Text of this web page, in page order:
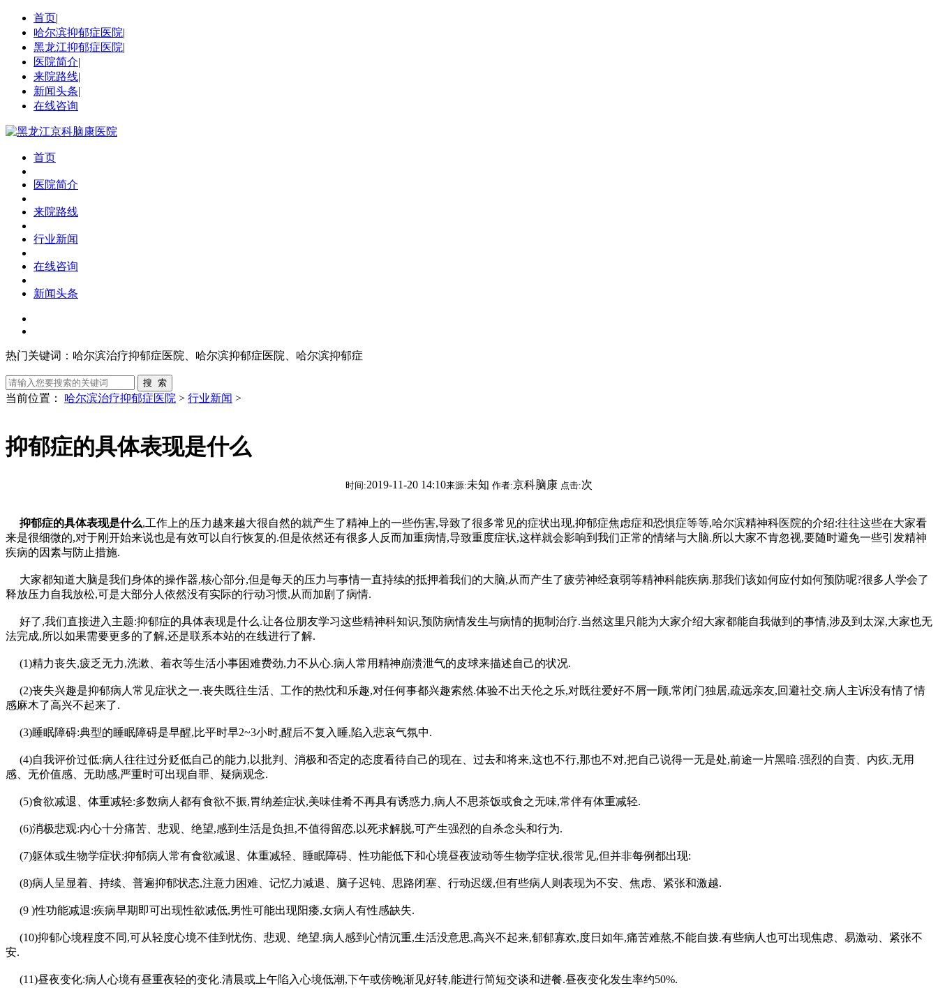
首页|
哈尔滨抑郁症医院|
黑龙江抑郁症医院|
医院简介|
来院路线|
新闻头条|
在线咨询
首页
医院简介
来院路线
行业新闻
在线咨询
新闻头条
热门关键词： 哈尔滨治疗抑郁症医院、哈尔滨抑郁症医院、哈尔滨抑郁症
当前位置： 哈尔滨治疗抑郁症医院 > 行业新闻 >
抑郁症的具体表现是什么
时间:2019-11-20 14:10来源:未知 作者:京科脑康 点击:次
抑郁症的具体表现是什么,工作上的压力越来越大很自然的就产生了精神上的一些伤害,导致了很多常见的症状出现,抑郁症焦虑症和恐惧症等等,哈尔滨精神科医院的介绍:往往这些在大家看
来是很细微的,对于刚开始来说也是有效可以自行恢复的.但是依然还有很多人反而加重病情,导致重度症状,这样就会影响到我们正常的情绪与大脑.所以大家不肯忽视,要随时避免一些引发精神
疾病的因素与防止措施.
大家都知道大脑是我们身体的操作器,核心部分,但是每天的压力与事情一直持续的抵押着我们的大脑,从而产生了疲劳神经衰弱等精神科能疾病.那我们该如何应付如何预防呢?很多人学会了
释放压力自我放松,可是大部分人依然没有实际的行动习惯,从而加剧了病情.
好了,我们直接进入主题:抑郁症的具体表现是什么.让各位朋友学习这些精神科知识,预防病情发生与病情的扼制治疗.当然这里只能为大家介绍大家都能自我做到的事情,涉及到太深,大家也无
法完成,所以如果需要更多的了解,还是联系本站的在线进行了解.
(1)精力丧失,疲乏无力,洗漱、着衣等生活小事困难费劲,力不从心.病人常用精神崩溃泄气的皮球来描述自己的状况.
(2)丧失兴趣是抑郁病人常见症状之一.丧失既往生活、工作的热忱和乐趣,对任何事都兴趣索然.体验不出天伦之乐,对既往爱好不屑一顾,常闭门独居,疏远亲友,回避社交.病人主诉没有情了情
感麻木了高兴不起来了.
(3)睡眠障碍:典型的睡眠障碍是早醒,比平时早2~3小时,醒后不复入睡,陷入悲哀气氛中.
(4)自我评价过低:病人往往过分贬低自己的能力,以批判、消极和否定的态度看待自己的现在、过去和将来,这也不行,那也不对,把自己说得一无是处,前途一片黑暗.强烈的自责、内疚,无用
感、无价值感、无助感,严重时可出现自罪、疑病观念.
(5)食欲减退、体重减轻:多数病人都有食欲不振,胃纳差症状,美味佳肴不再具有诱惑力,病人不思茶饭或食之无味,常伴有体重减轻.
(6)消极悲观:内心十分痛苦、悲观、绝望,感到生活是负担,不值得留恋,以死求解脱,可产生强烈的自杀念头和行为.
(7)躯体或生物学症状:抑郁病人常有食欲减退、体重减轻、睡眠障碍、性功能低下和心境昼夜波动等生物学症状,很常见,但并非每例都出现:
(8)病人呈显着、持续、普遍抑郁状态,注意力困难、记忆力减退、脑子迟钝、思路闭塞、行动迟缓,但有些病人则表现为不安、焦虑、紧张和激越.
(9 )性功能减退:疾病早期即可出现性欲减低,男性可能出现阳痿,女病人有性感缺失.
(10)抑郁心境程度不同,可从轻度心境不佳到忧伤、悲观、绝望.病人感到心情沉重,生活没意思,高兴不起来,郁郁寡欢,度日如年,痛苦难熬,不能自拨.有些病人也可出现焦虑、易激动、紧张不
安.
(11)昼夜变化:病人心境有昼重夜轻的变化.清晨或上午陷入心境低潮,下午或傍晚渐见好转,能进行简短交谈和进餐.昼夜变化发生率约50%.